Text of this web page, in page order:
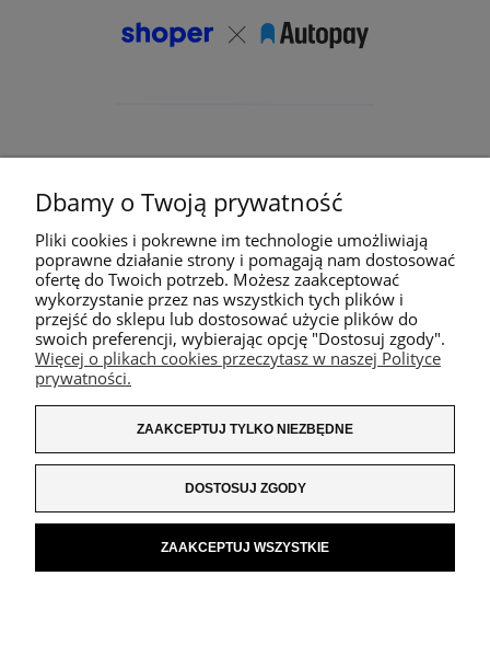
Dbamy o Twoją prywatność
Pliki cookies i pokrewne im technologie umożliwiają
poprawne działanie strony i pomagają nam dostosować
ofertę do Twoich potrzeb. Możesz zaakceptować
wykorzystanie przez nas wszystkich tych plików i
przejść do sklepu lub dostosować użycie plików do
swoich preferencji, wybierając opcję "Dostosuj zgody".
Więcej o plikach cookies przeczytasz w naszej Polityce
prywatności.
ZAAKCEPTUJ TYLKO NIEZBĘDNE
DOSTOSUJ ZGODY
ZAAKCEPTUJ WSZYSTKIE